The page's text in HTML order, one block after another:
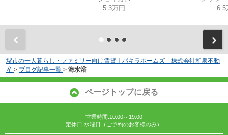
5.3万円
6.5
堺市の一人暮らし・ファミリー向け賃貸｜パキラホームズ 株式会社和泉不動
産 > ブログ記事一覧 > 海水浴
ページトップに戻る
営業時間:10:00～19:00
定休日:水曜日（ご予約のお客様のみ）